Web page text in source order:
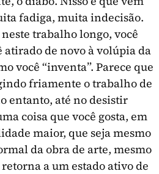
fadiga, muita indecisão.
trabalho longo, você
atirado de novo à volúpia da
você “inventa”. Parece que
friamente o trabalho de
entanto, até no desistir
coisa que você gosta, em
maior, que seja mesmo
da obra de arte, mesmo
a um estado ativo de